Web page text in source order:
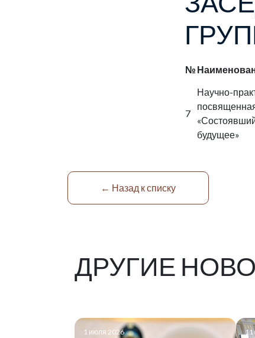
№
7
Научно-
будущее»
← Назад к списку
ДРУГИЕ
1 июля 2026 11